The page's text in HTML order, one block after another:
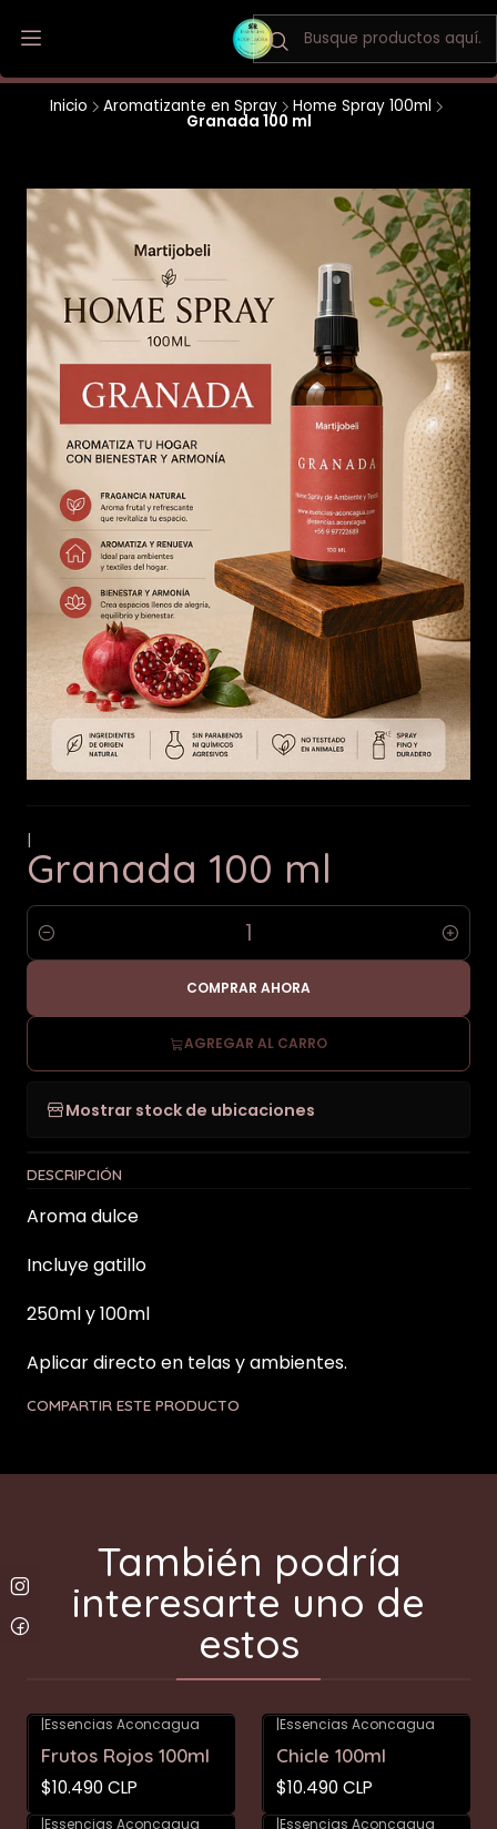
Envio a todo Chile / Los Andes y San Felipe envio gratis
Inicio Aromatizante en Spray Home Spray 100ml
Granada 100 ml
Granada 100 ml
Cantidad
AGREGAR AL CARRO
COMPRAR AHORA
Mostrar stock de ubicaciones
DESCRIPCIÓN
Aroma dulce
Incluye gatillo
250ml y 100ml
Aplicar directo en telas y ambientes.
COMPARTIR ESTE PRODUCTO
También podría
interesarte uno de
estos
|Essencias Aconcagua
Frutos Rojos 100ml
$10.490 CLP
|Essencias Aconcagua
Chicle 100ml
$10.490 CLP
|Essencias Aconcagua |Essencias Aconcagua